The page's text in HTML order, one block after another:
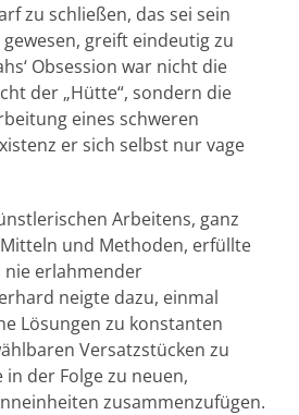
zu schließen, das sei sein
greift eindeutig zu
Obsession war nicht die
der „Hütte“, sondern die
eines schweren
er sich selbst nur vage
Arbeitens, ganz
und Methoden, erfüllte
erlahmender
neigte dazu, einmal
Lösungen zu konstanten
Versatzstücken zu
der Folge zu neuen,
zusammenzufügen.